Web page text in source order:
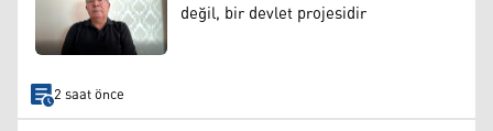
değil, bir devlet projesidir
2 saat önce